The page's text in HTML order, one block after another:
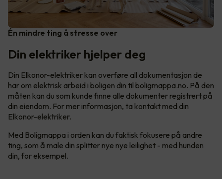
Én mindre ting å stresse over
Din elektriker hjelper deg
Din Elkonor-elektriker kan overføre all dokumentasjon de
har om elektrisk arbeid i boligen din til boligmappa.no. På den
måten kan du som kunde finne alle dokumenter registrert på
din eiendom. For mer informasjon, ta kontakt med din
Elkonor-elektriker.
Med Boligmappa i orden kan du faktisk fokusere på andre
ting, som å male din splitter nye nye leilighet - med hunden
din, for eksempel.